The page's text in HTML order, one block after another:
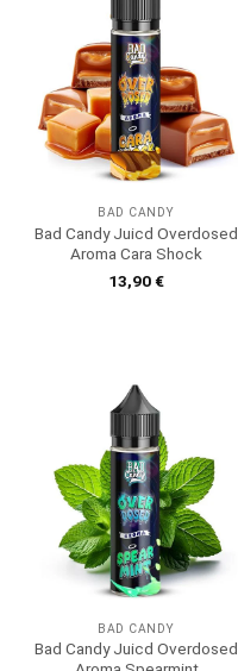
BAD CANDY
Bad Candy Juicd Overdosed
Aroma Cara Shock
13,90€
BAD CANDY
Bad Candy Juicd Overdosed